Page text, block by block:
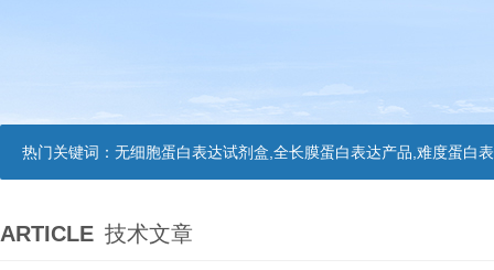
热门关键词： 无细胞蛋白表达试剂盒,全长膜蛋白表达产品,难度蛋白
ARTICLE 技术文章